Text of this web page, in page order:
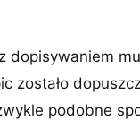
dopisywaniem
zostało
podobne